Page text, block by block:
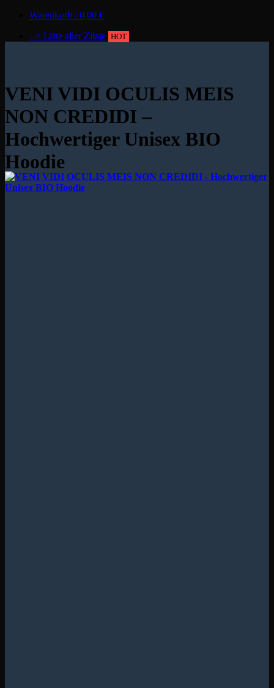
Warenkorb /0,00 €
--> Liste aller Zitate HOT
VENI VIDI OCULIS MEIS
NON CREDIDI –
Hochwertiger Unisex BIO
Hoodie